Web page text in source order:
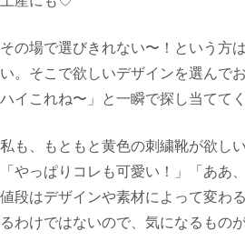
その場で選びきれない〜！という方
い。そこで欲しいデザインを選んで
ハイこれね〜」と一瞬で探し当ててく
私も、もともと黄色の刺繍靴が欲し
「やっぱりコレも可愛い！」「ああ
値段はデザインや素材によって変わる
るわけではないので、気になるもの